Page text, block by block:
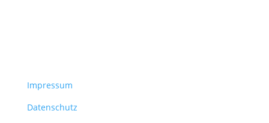
Impressum
Datenschutz